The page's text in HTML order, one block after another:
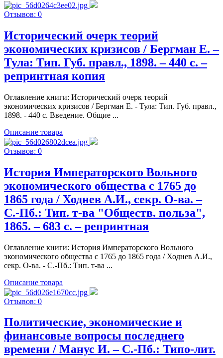
Отзывов: 0
Исторический очерк теорий
экономических кризисов / Бергман Е. –
Тула: Тип. Губ. правл., 1898. – 440 c. –
репринтная копия
Оглавление книги: Исторический очерк теорий
экономических кризисов / Бергман Е. - Тула: Тип. Губ. правл.,
1898. - 440 c. Введение. Общие ...
Описание товара
Отзывов: 0
История Императорского Вольного
экономического общества с 1765 до
1865 года / Ходнев А.И., секр. О-ва. –
С.-Пб.: Тип. т-ва "Обществ. польза",
1865. – 683 с. – репринтная
Оглавление книги: История Императорского Вольного
экономического общества с 1765 до 1865 года / Ходнев А.И.,
секр. О-ва. - С.-Пб.: Тип. т-ва ...
Описание товара
Отзывов: 0
Политические, экономические и
финансовые вопросы последнего
времени / Манус И. – С.-Пб.: Типо-лит.